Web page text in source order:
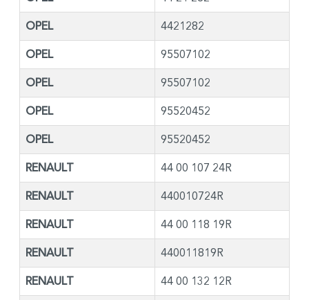
OPEL 4421282
OPEL 95507102
OPEL 95507102
OPEL 95520452
OPEL 95520452
RENAULT 44 00 107 24R
RENAULT 440010724R
RENAULT 44 00 118 19R
RENAULT 440011819R
RENAULT 44 00 132 12R